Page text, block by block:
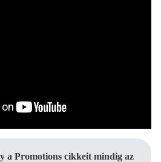
a Promotions cikkeit mindig az